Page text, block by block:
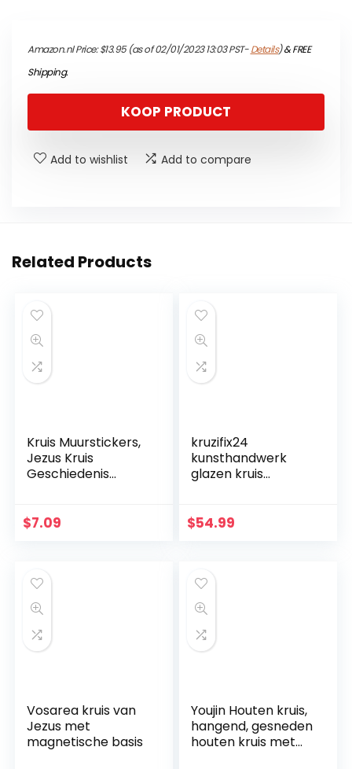
Amazon.nl Price:$13.95(as of 02/01/2023 13:03 PST-Details)&FREE
Shipping.
KOOP PRODUCT
Add to wishlist Add to compare
Related Products
Kruis Muurstickers,
Jezus Kruis
Geschiedenis
Kruis Muursticker,
Kerstcadeaus voor
vrienden en familie
$7.09
kruzifix24
kunsthandwerk
glazen kruis
aquamarijn goud
$54.99
Vosarea kruis van
Jezus met
magnetische basis
Youjin Houten kruis,
hangend, gesneden
houten kruis met